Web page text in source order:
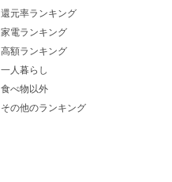
還元率ランキング
家電ランキング
高額ランキング
一人暮らし
食べ物以外
その他のランキング